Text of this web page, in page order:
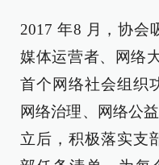
2017 年8 月，协会
媒体运营者、网络
首个网络社会组织
网络治理、网络公
立后，积极落实支